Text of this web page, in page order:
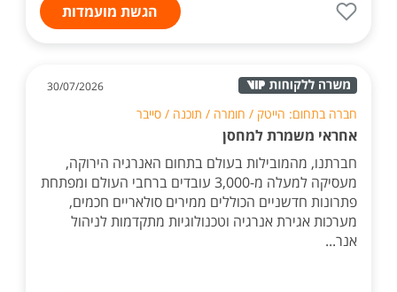
הגשת מועמדות
30/07/2026
חברה בתחום: הייטק / חומרה / תוכנה / סייבר
אחראי משמרת למחסן
חברתנו, מהמובילות בעולם בתחום האנרגיה הירוקה,
מעסיקה למעלה מ-3,000 עובדים ברחבי העולם ומפתחת
פתרונות חדשניים הכוללים ממירים סולאריים חכמים,
מערכות אגירת אנרגיה וטכנולוגיות מתקדמות לניהול
אנר...